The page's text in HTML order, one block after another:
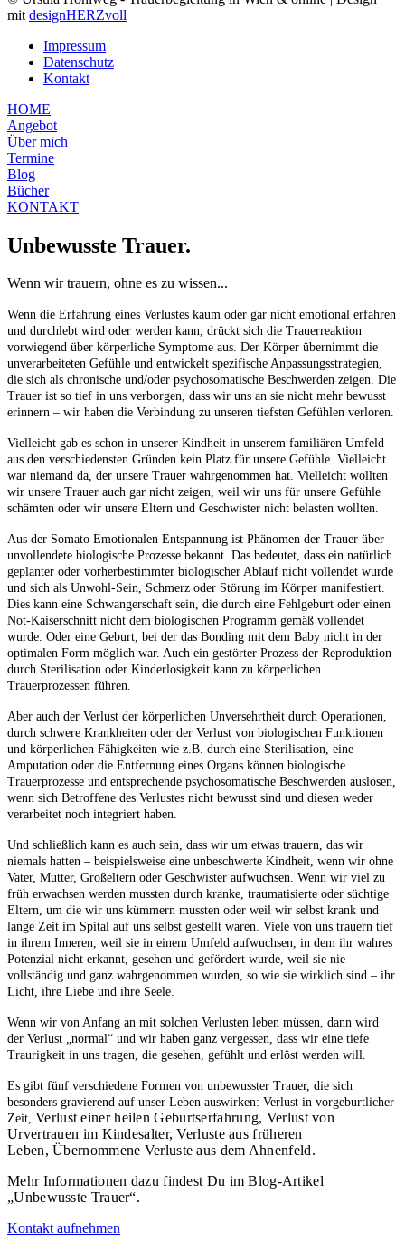
mit designHERZvoll
Impressum
Datenschutz
Kontakt
HOME
Angebot
Über mich
Termine
Blog
Bücher
KONTAKT
Unbewusste Trauer.
Wenn wir trauern, ohne es zu wissen...
Wenn die Erfahrung eines Verlustes kaum oder gar nicht emotional erfahren
und durchlebt wird oder werden kann, drückt sich die Trauerreaktion
vorwiegend über körperliche Symptome aus. Der Körper übernimmt die
unverarbeiteten Gefühle und entwickelt spezifische Anpassungsstrategien,
die sich als chronische und/oder psychosomatische Beschwerden zeigen. Die
Trauer ist so tief in uns verborgen, dass wir uns an sie nicht mehr bewusst
erinnern – wir haben die Verbindung zu unseren tiefsten Gefühlen verloren.
Vielleicht gab es schon in unserer Kindheit in unserem familiären Umfeld
aus den verschiedensten Gründen kein Platz für unsere Gefühle. Vielleicht
war niemand da, der unsere Trauer wahrgenommen hat. Vielleicht wollten
wir unsere Trauer auch gar nicht zeigen, weil wir uns für unsere Gefühle
schämten oder wir unsere Eltern und Geschwister nicht belasten wollten.
Aus der Somato Emotionalen Entspannung ist Phänomen der Trauer über
unvollendete biologische Prozesse bekannt. Das bedeutet, dass ein natürlich
geplanter oder vorherbestimmter biologischer Ablauf nicht vollendet wurde
und sich als Unwohl-Sein, Schmerz oder Störung im Körper manifestiert.
Dies kann eine Schwangerschaft sein, die durch eine Fehlgeburt oder einen
Not-Kaiserschnitt nicht dem biologischen Programm gemäß vollendet
wurde. Oder eine Geburt, bei der das Bonding mit dem Baby nicht in der
optimalen Form möglich war. Auch ein gestörter Prozess der Reproduktion
durch Sterilisation oder Kinderlosigkeit kann zu körperlichen
Trauerprozessen führen.
Aber auch der Verlust der körperlichen Unversehrtheit durch Operationen,
durch schwere Krankheiten oder der Verlust von biologischen Funktionen
und körperlichen Fähigkeiten wie z.B. durch eine Sterilisation, eine
Amputation oder die Entfernung eines Organs können biologische
Trauerprozesse und entsprechende psychosomatische Beschwerden auslösen,
wenn sich Betroffene des Verlustes nicht bewusst sind und diesen weder
verarbeitet noch integriert haben.
Und schließlich kann es auch sein, dass wir um etwas trauern, das wir
niemals hatten – beispielsweise eine unbeschwerte Kindheit, wenn wir ohne
Vater, Mutter, Großeltern oder Geschwister aufwuchsen. Wenn wir viel zu
früh erwachsen werden mussten durch kranke, traumatisierte oder süchtige
Eltern, um die wir uns kümmern mussten oder weil wir selbst krank und
lange Zeit im Spital auf uns selbst gestellt waren. Viele von uns trauern tief
in ihrem Inneren, weil sie in einem Umfeld aufwuchsen, in dem ihr wahres
Potenzial nicht erkannt, gesehen und gefördert wurde, weil sie nie
vollständig und ganz wahrgenommen wurden, so wie sie wirklich sind – ihr
Licht, ihre Liebe und ihre Seele.
Wenn wir von Anfang an mit solchen Verlusten leben müssen, dann wird
der Verlust „normal“ und wir haben ganz vergessen, dass wir eine tiefe
Traurigkeit in uns tragen, die gesehen, gefühlt und erlöst werden will.
Es gibt fünf verschiedene Formen von unbewusster Trauer, die sich
besonders gravierend auf unser Leben auswirken: Verlust in vorgeburtlicher
Zeit, Verlust einer heilen Geburtserfahrung, Verlust von
Urvertrauen im Kindesalter,Verluste aus früheren
Leben,Übernommene Verluste aus dem Ahnenfeld.
Mehr Informationen dazu findest Du im Blog-Artikel
„Unbewusste Trauer“.
Kontakt aufnehmen